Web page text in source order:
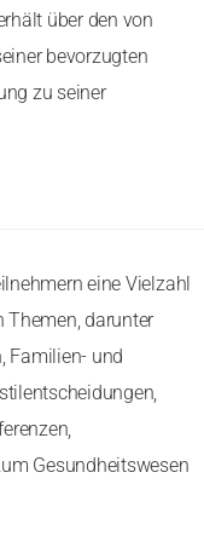
über den von
bevorzugten
zu seiner
eine Vielzahl
Themen, darunter
Familien- und
Gesundheitswesen